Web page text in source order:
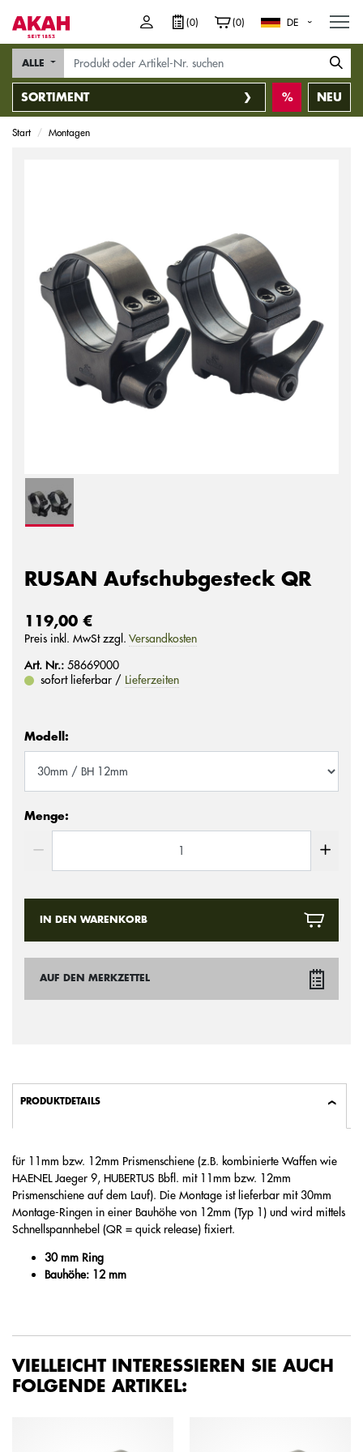
(0) (0) DE
SORTIMENT
ALLE
NEU
Start Montagen
RUSAN Aufschubgesteck QR
119,00 €
Preis inkl. MwSt zzgl. Versandkosten
Art. Nr.: 58669000
sofort lieferbar / Lieferzeiten
Modell:
Menge:
IN DEN WARENKORB
AUF DEN MERKZETTEL
PRODUKTDETAILS
für 11mm bzw. 12mm Prismenschiene (z.B. kombinierte Waffen wie
HAENEL Jaeger 9, HUBERTUS Bbfl. mit 11mm bzw. 12mm
Prismenschiene auf dem Lauf). Die Montage ist lieferbar mit 30mm
Montage-Ringen in einer Bauhöhe von 12mm (Typ 1) und wird mittels
Schnellspannhebel (QR = quick release) fixiert.
30 mm Ring
Bauhöhe: 12 mm
VIELLEICHT INTERESSIEREN SIE AUCH
FOLGENDE ARTIKEL: